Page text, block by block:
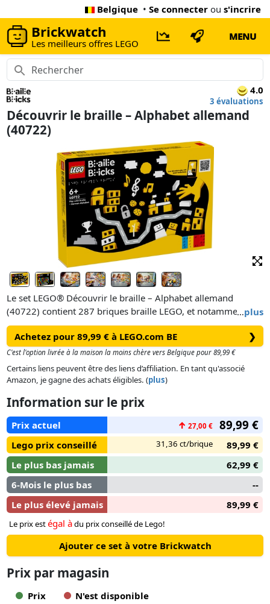
Belgique • Se connecter ou s'incrire
Brickwatch
Les meilleurs offres LEGO
MENU
4.0
3 évaluations
Découvrir le braille – Alphabet allemand
(40722)
…plus
Le set LEGO® Découvrir le braille – Alphabet allemand
(40722) contient 287 briques braille LEGO, et notamment des
lettres de l’alphabet allemand, des nombres, des caractères
spéciaux et des plaques de construction. Cet outil
pédagogique complémentaire destiné aux enfants
malvoyants dès 6 ans et à leurs proches favorise
l’apprentissage par le jeu. Pour vous familiariser avec
pour trouver des idées de jeux inspirantes et aider les jeunes
apprenants à comprendre le système de briques et le lien
entre les briques et le code braille.
Achetez pour 89,99 € à LEGO.com BE ❯
C'est l'option livrée à la maison la moins chère vers Belgique pour 89,99 €
Certains liens peuvent être des liens d’affiliation. En tant qu'associé
Amazon, je gagne des achats éligibles. (plus)
Information sur le prix
Prix actuel ↑ 27,00 € 89,99 €
Lego prix conseillé 31,36 ct/brique
89,99 €
Le plus bas jamais
62,99 €
6-Mois le plus bas
--
Le plus élevé jamais
89,99 €
Le prix estégal àdu prix conseillé de Lego!
Ajouter ce set à votre Brickwatch
Prix ​​par magasin
Prix
N'est disponible